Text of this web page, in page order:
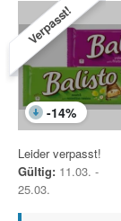
Verpasst!
-14%
Leider verpasst!
Gültig: 11.03. -
25.03.